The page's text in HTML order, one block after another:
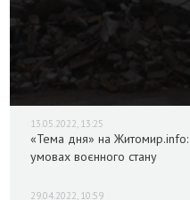
13.05.2022, 13:25
«Тема дня» на Житомир.info:
умовах воєнного стану
29.04.2022, 10:59